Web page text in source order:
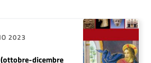
2023
dicembre